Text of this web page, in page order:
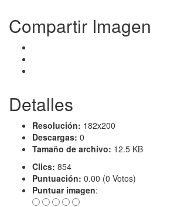
Compartir Imagen
Detalles
Resolución: 182x200
Descargas: 0
Tamaño de archivo: 12.5 KB
Clics: 854
Puntuación: 0.00 (0 Votos)
Puntuar imagen: